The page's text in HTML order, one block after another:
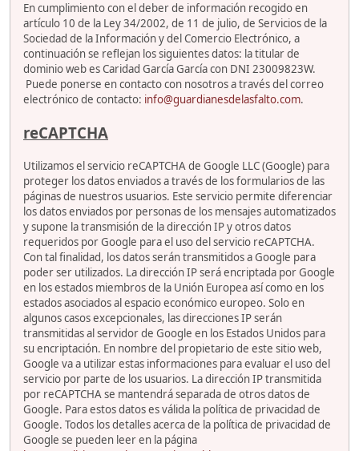
En cumplimiento con el deber de información recogido en
artículo 10 de la Ley 34/2002, de 11 de julio, de Servicios de la
Sociedad de la Información y del Comercio Electrónico, a
continuación se reflejan los siguientes datos: la titular de
dominio web es Caridad García García con DNI 23009823W.
Puede ponerse en contacto con nosotros a través del correo
electrónico de contacto: info@guardianesdelasfalto.com.
reCAPTCHA
Utilizamos el servicio reCAPTCHA de Google LLC (Google) para
proteger los datos enviados a través de los formularios de las
páginas de nuestros usuarios. Este servicio permite diferenciar
los datos enviados por personas de los mensajes automatizados
y supone la transmisión de la dirección IP y otros datos
requeridos por Google para el uso del servicio reCAPTCHA.
Con tal finalidad, los datos serán transmitidos a Google para
poder ser utilizados. La dirección IP será encriptada por Google
en los estados miembros de la Unión Europea así como en los
estados asociados al espacio económico europeo. Solo en
algunos casos excepcionales, las direcciones IP serán
transmitidas al servidor de Google en los Estados Unidos para
su encriptación. En nombre del propietario de este sitio web,
Google va a utilizar estas informaciones para evaluar el uso del
servicio por parte de los usuarios. La dirección IP transmitida
por reCAPTCHA se mantendrá separada de otros datos de
Google. Para estos datos es válida la política de privacidad de
Google. Todos los detalles acerca de la política de privacidad de
Google se pueden leer en la página